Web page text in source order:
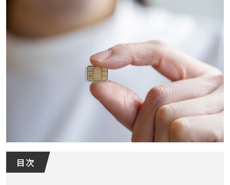
目 次